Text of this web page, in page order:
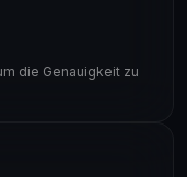
die Genauigkeit zu